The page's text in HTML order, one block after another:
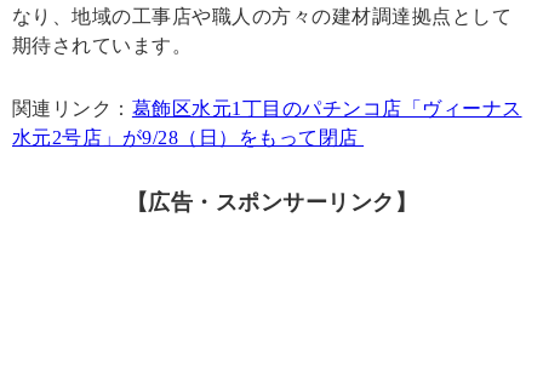
なり、地域の工事店や職人の方々の建材調達拠点として
期待されています。
関連リンク： 葛飾区水元1丁目のパチンコ店「ヴィーナス
水元2号店」が9/28（日）をもって閉店
【広告・スポンサーリンク】